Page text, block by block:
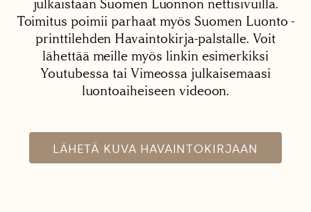
julkaistaan Suomen Luonnon nettisivuilla.
Toimitus poimii parhaat myös Suomen Luonto -
printtilehden Havaintokirja-palstalle. Voit
lähettää meille myös linkin esimerkiksi
Youtubessa tai Vimeossa julkaisemaasi
luontoaiheiseen videoon.
LÄHETÄ KUVA HAVAINTOKIRJAAN